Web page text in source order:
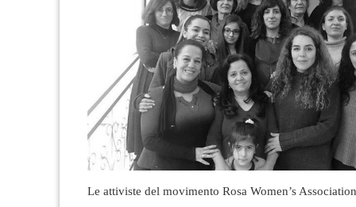
Le attiviste del movimento Rosa Women’s Association